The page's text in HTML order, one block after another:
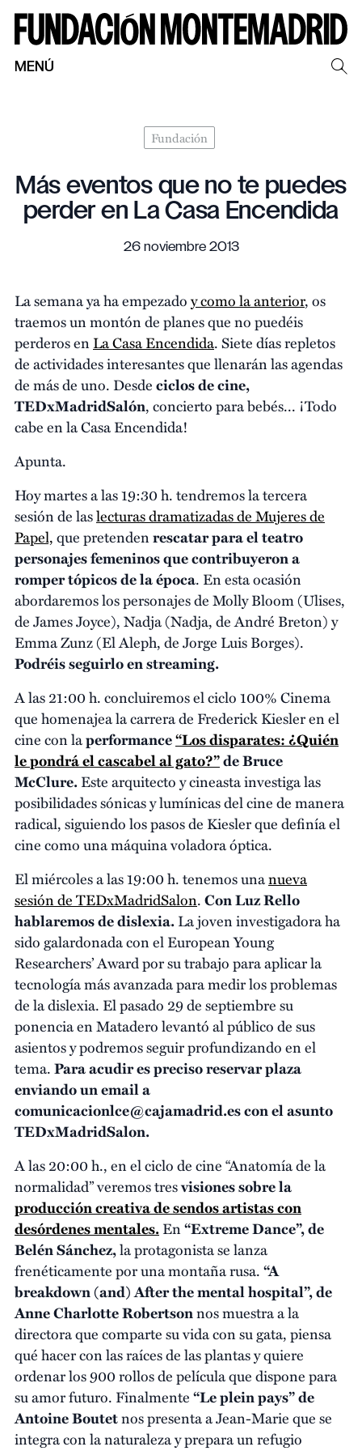
MENÚ
Fundación
Más eventos que no te puedes
perder en La Casa Encendida
26 noviembre 2013
La semana ya ha empezadoy como la anterior, os
traemos un montón de planes que no puedéis
perderos enLa Casa Encendida. Siete días repletos
de actividades interesantes que llenarán las agendas
de más de uno. Desdeciclos de cine,
TEDxMadridSalón, concierto para bebés... ¡Todo
cabe en la Casa Encendida!
Apunta.
Hoy martes a las 19:30 h. tendremos la tercera
sesión de laslecturas dramatizadas de Mujeres de
Papel,que pretendenrescatar para el teatro
personajes femeninos que contribuyeron a
romper tópicos de la época. En esta ocasión
abordaremos los personajes de Molly Bloom (Ulises,
de James Joyce), Nadja (Nadja, de André Breton) y
Emma Zunz (El Aleph, de Jorge Luis Borges).
Podréis seguirlo en streaming.
A las 21:00 h. concluiremos el ciclo 100% Cinema
que homenajea la carrera de Frederick Kiesler en el
cine con laperformance“Los disparates: ¿Quién
le pondrá el cascabel al gato?”de Bruce
McClure.Este arquitecto y cineasta investiga las
posibilidades sónicas y lumínicas del cine de manera
radical, siguiendo los pasos de Kiesler que definía el
cine como una máquina voladora óptica.
El miércoles a las 19:00 h. tenemos unanueva
sesión de TEDxMadridSalon.Con Luz Rello
hablaremos de dislexia.La joven investigadora ha
sido galardonada con el European Young
Researchers’ Award por su trabajo para aplicar la
tecnología más avanzada para medir los problemas
de la dislexia. El pasado 29 de septiembre su
ponencia en Matadero levantó al público de sus
asientos y podremos seguir profundizando en el
tema.Para acudir es preciso reservar plaza
enviando un email a
comunicacionlce@cajamadrid.es con el asunto
TEDxMadridSalon.
A las 20:00 h., en el ciclo de cine “Anatomía de la
normalidad” veremos tresvisiones sobre la
producción creativa de sendos artistas con
desórdenes mentales.En“Extreme Dance”, de
Belén Sánchez,la protagonista se lanza
frenéticamente por una montaña rusa.“A
breakdown (and) After the mental hospital”,de
Anne Charlotte Robertsonnos muestra a la
directora que comparte su vida con su gata, piensa
qué hacer con las raíces de las plantas y quiere
ordenar los 900 rollos de película que dispone para
su amor futuro. Finalmente“Le plein pays” de
Antoine Boutetnos presenta a Jean-Marie que se
integra con la naturaleza y prepara un refugio